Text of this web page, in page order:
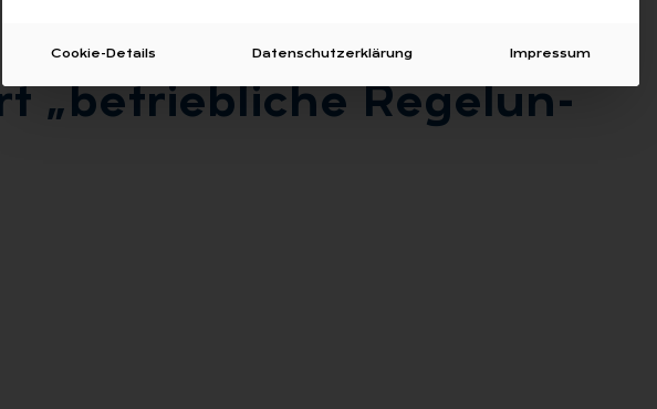
„be­trieb­li­che Re­ge­lun­
Cookie-Details Datenschutzerklärung Impressum